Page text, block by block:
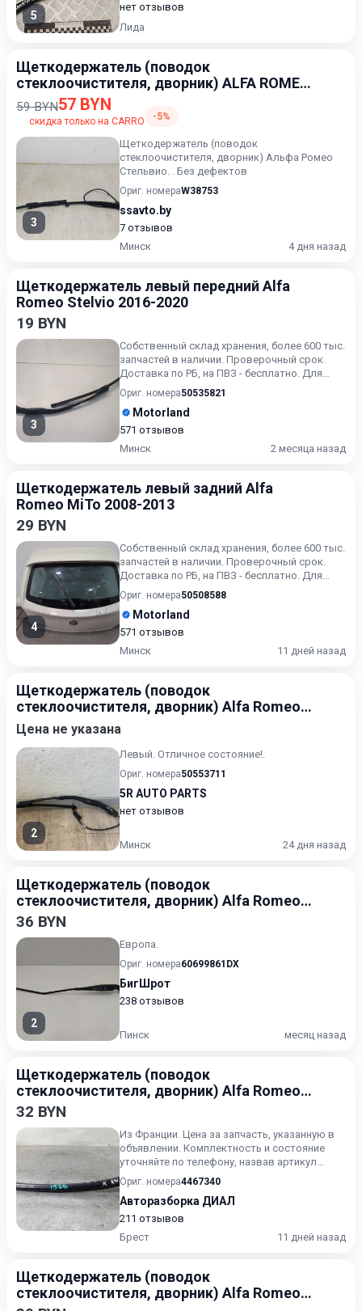
5
нет отзывов
Лида
Щеткодержатель (поводок
стеклоочистителя, дворник) ALFA ROMEO
STELVIO 2016-2020
59 BYN57 BYN
скидка только на CARRO -5%
3
Щеткодержатель (поводок
стеклоочистителя, дворник) Альфа Ромео
Стельвио. . Без дефектов
Ориг. номераW38753
ssavto.by
7 отзывов
Минск
4 дня назад
Щеткодержатель левый передний Alfa
Romeo Stelvio 2016-2020
19 BYN
3
Собственный склад хранения, более 600 тыс.
запчастей в наличии. Проверочный срок.
Доставка по РБ, на ПВЗ - бесплатно. Для
получения актуальн...
Ориг. номера50535821
Motorland
571 отзывов
Минск
2 месяца назад
Щеткодержатель левый задний Alfa
Romeo MiTo 2008-2013
29 BYN
4
Собственный склад хранения, более 600 тыс.
запчастей в наличии. Проверочный срок.
Доставка по РБ, на ПВЗ - бесплатно. Для
получения актуальн...
Ориг. номера50508588
Motorland
571 отзывов
Минск
11 дней назад
Щеткодержатель (поводок
стеклоочистителя, дворник) Alfa Romeo
Giulia 2 2015-2020
Цена не указана
2
Левый. Отличное состояние!.
Ориг. номера50553711
5R AUTO PARTS
нет отзывов
Минск 24 дня назад
Щеткодержатель (поводок
стеклоочистителя, дворник) Alfa Romeo
159 2005-2011
36 BYN
2
Европа.
Ориг. номера60699861DX
БигШрот
238 отзывов
Пинск месяц назад
Щеткодержатель (поводок
стеклоочистителя, дворник) Alfa Romeo
147 2000-2004
32 BYN
Из Франции. Цена за запчасть, указанную в
объявлении. Комплектность и состояние
уточняйте по телефону, назвав артикул
интересуемой запчасти.
Ориг. номера4467340
Авторазборка ДИАЛ
211 отзывов
Брест
11 дней назад
Щеткодержатель (поводок
стеклоочистителя, дворник) Alfa Romeo